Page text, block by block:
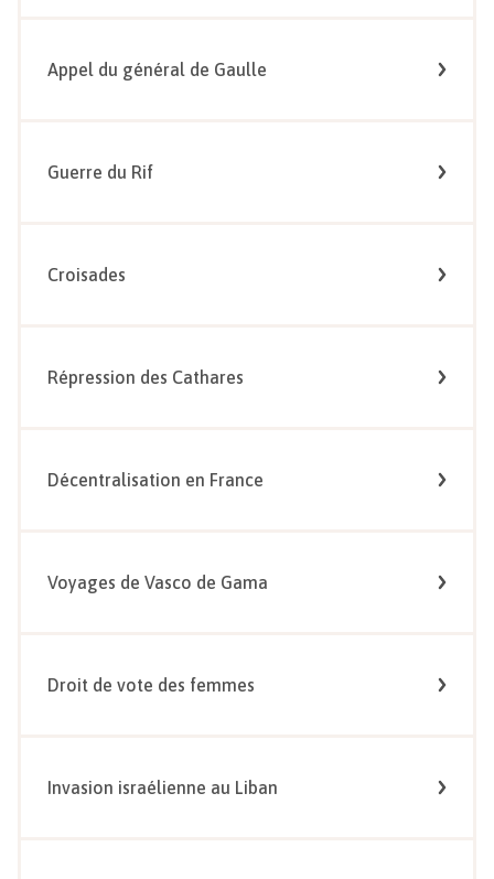
Appel du général de Gaulle
Guerre du Rif
Croisades
Répression des Cathares
Décentralisation en France
Voyages de Vasco de Gama
Droit de vote des femmes
Invasion israélienne au Liban